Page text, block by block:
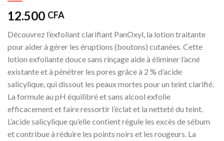
12.500 CFA
Découvrez l’exfoliant clarifiant PanOxyl, la lotion traitante
pour aider à gérer les éruptions (boutons) cutanées. Cette
lotion exfoliante douce sans rinçage aide à éliminer l’acné
existante et à pénétrer les pores grâce à 2 % d’acide
salicylique, qui dissout les peaux mortes pour un teint clarifié.
La formule au pH équilibré et sans alcool exfolie
efficacement et faire ressortir l’éclat et la netteté du teint.
L’acide salicylique qu’elle contient régule les excès de sébum
et contribue à réduire les points noirs et les rougeurs. La